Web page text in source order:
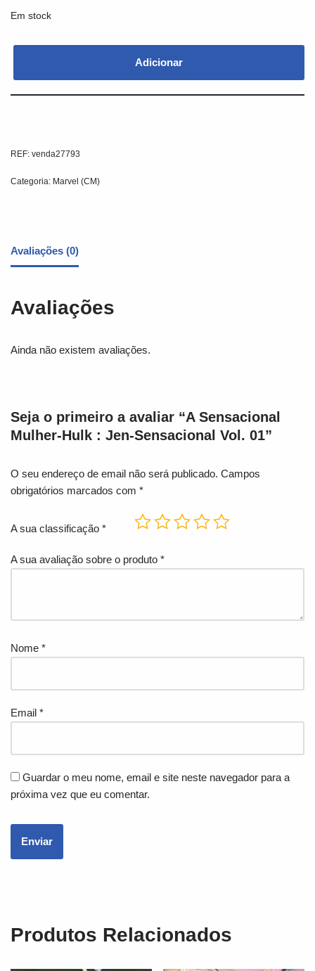
Em stock
Adicionar
REF: venda27793
Categoria: Marvel (CM)
Avaliações (0)
Avaliações
Ainda não existem avaliações.
Seja o primeiro a avaliar “A Sensacional
Mulher-Hulk : Jen-Sensacional Vol. 01”
O seu endereço de email não será publicado. Campos
obrigatórios marcados com *
A sua classificação *
A sua avaliação sobre o produto *
Nome *
Email *
Guardar o meu nome, email e site neste navegador para a
próxima vez que eu comentar.
Produtos Relacionados